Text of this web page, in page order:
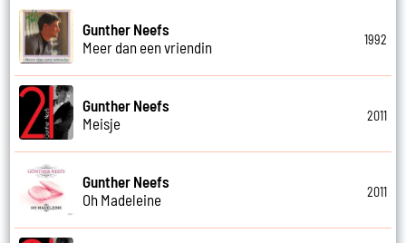
Gunther Neefs
Meer dan een vriendin
1992
Gunther Neefs
Meisje
2011
Gunther Neefs
Oh Madeleine
2011